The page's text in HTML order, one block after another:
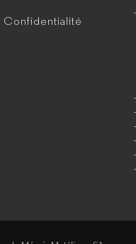
Confidentialité